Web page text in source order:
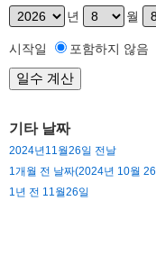
년 월
시작일 포함하지 않음
기타 날짜
2024년11월26일 전날
1개월 전 날짜(2024년 10월
1년 전 11월26일